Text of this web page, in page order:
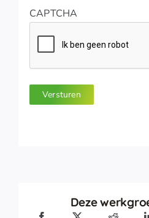
CAPTCHA
Versturen
Deze